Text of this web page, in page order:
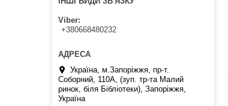
Viber
+380668480232
Україна, м.Запоріжжя, пр-т.
Соборний, 110А, (зуп. тр-та Малий
ринок, біля Бібліотеки), Запоріжжя,
Україна